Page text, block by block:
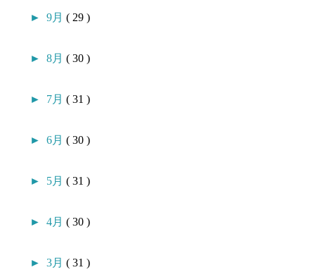
►9月( 29 )
►8月( 30 )
► 7月( 31 )
►6月( 30 )
► 5月( 31 )
►4月( 30 )
►3月( 31 )